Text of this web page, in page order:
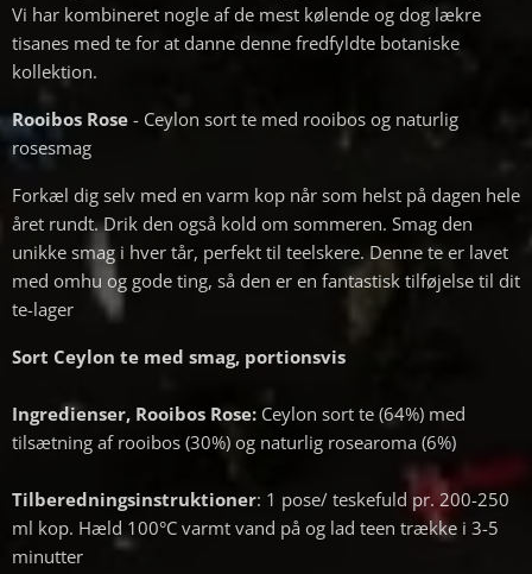
Vi har kombineret nogle af de mest kølende og dog lækre
tisanes med te for at danne denne fredfyldte botaniske
kollektion.
Rooibos Rose - Ceylon sort te med rooibos og naturlig
rosesmag
Forkæl dig selv med en varm kop når som helst på dagen hele
året rundt. Drik den også kold om sommeren. Smag den
unikke smag i hver tår, perfekt til teelskere. Denne te er lavet
med omhu og gode ting, så den er en fantastisk tilføjelse til dit
te-lager
Sort Ceylon te med smag, portionsvis
Ingredienser, Rooibos Rose: Ceylon sort te (64%) med
tilsætning af rooibos (30%) og naturlig rosearoma (6%)
Tilberedningsinstruktioner: 1 pose/ teskefuld pr. 200-250
ml kop. Hæld 100°C varmt vand på og lad teen trække i 3-5
minutter